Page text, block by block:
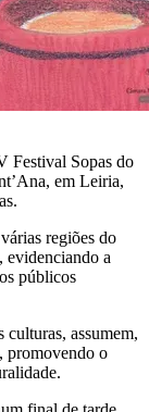
Festival Sopas do
em Leiria,
regiões do
evidenciando a
públicos
culturas, assumem,
promovendo o